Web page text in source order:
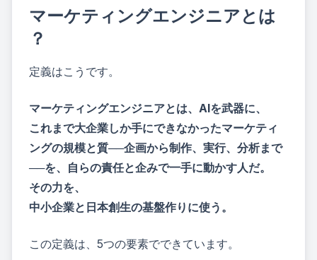
マーケティングエンジニアとは
？
定義はこうです。
マーケティングエンジニアとは、AIを武器に、
これまで大企業しか手にできなかったマーケティ
ングの規模と質──企画から制作、実行、分析まで
──を、自らの責任と企みで一手に動かす人だ。
その力を、
中小企業と日本創生の基盤作りに使う。
この定義は、5つの要素でできています。